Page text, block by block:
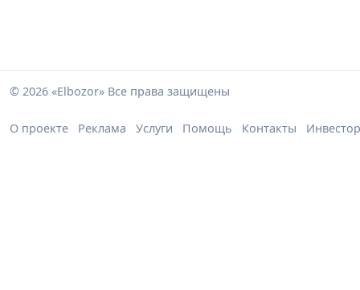
© 2026 «Elbozor» Все права защищены
О проекте Реклама Услуги Помощь Контакты